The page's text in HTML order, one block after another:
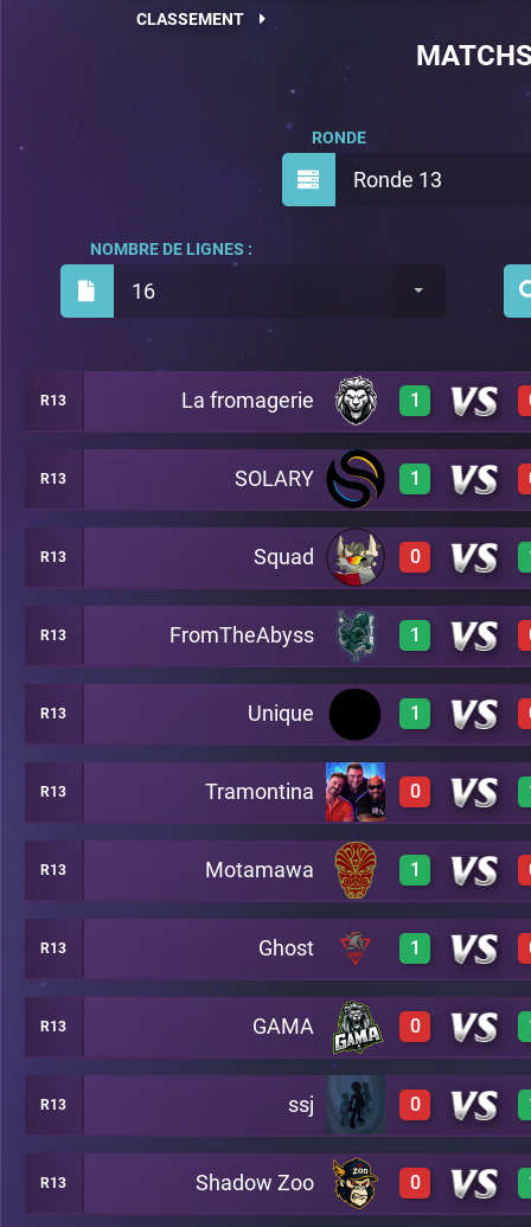
CLASSEMENT
Ronde 13
RONDE
16
NOMBRE DE LIGNES :
R13 La fromagerie 1
3 C17
R13 SOLARY 1
3 C17
R13 Squad 0
0 C17
R13 FromTheAbyss 1
C17
R13 Unique 1
2 C17
R13 Tramontina 0
0 C17
R13 Motamawa 1
C17
R13 Ghost 1
3 C17
R13 GAMA 0
0 C17
R13 ssj 0
0 C17
R13 Shadow Zoo 0